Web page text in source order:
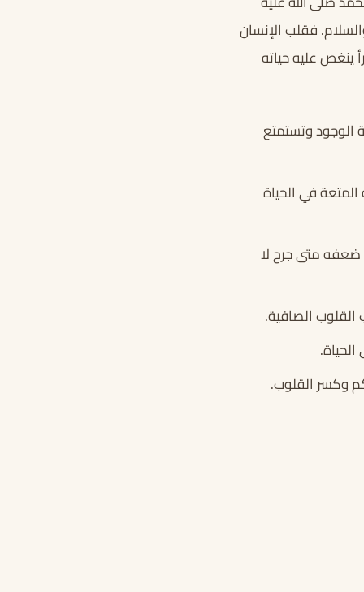
فقلب الإنسان
ينغص عليه حياته
الوجود وتستمتع
في الحياة
ضعفه متى جرح لا
الصافية.
وكسر القلوب.